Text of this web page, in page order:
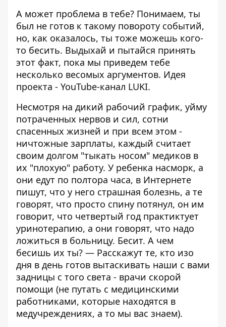
А может проблема в тебе? Понимаем, ты
был не готов к такому повороту событий,
но, как оказалось, ты тоже можешь кого-
то бесить. Выдыхай и пытайся принять
этот факт, пока мы приведем тебе
несколько весомых аргументов. Идея
проекта - YouTube-канал LUKI.
Несмотря на дикий рабочий график, уйму
потраченных нервов и сил, сотни
спасенных жизней и при всем этом -
ничтожные зарплаты, каждый считает
своим долгом "тыкать носом" медиков в
их "плохую" работу. У ребенка насморк, а
они едут по полтора часа, в Интернете
пишут, что у него страшная болезнь, а те
говорят, что просто спину потянул, он им
говорит, что четвертый год практиктует
уринотерапию, а они говорят, что надо
ложиться в больницу. Бесит. А чем
бесишь их ты? — Расскажут те, кто изо
дня в день готов вытаскивать наши с вами
задницы с того света - врачи скорой
помощи (не путать с медицинскими
работниками, которые находятся в
медучреждениях, а то мы вас знаем).